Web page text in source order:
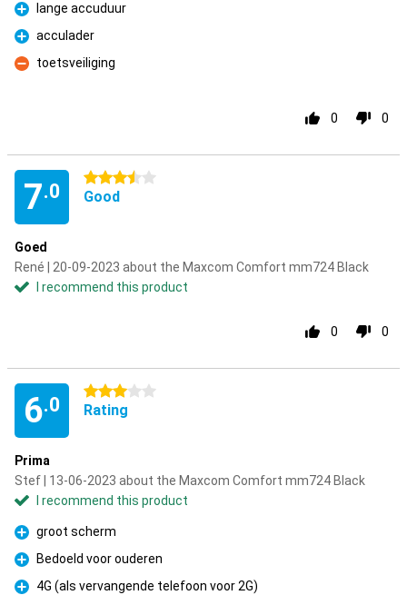
Pro
lange accuduur
Pro
acculader
Con
toetsveiliging
0 0
7.0
3.5 stars
Good
Goed
René | 20-09-2023 about the Maxcom Comfort mm724 Black
I recommend this product
0 0
6.0
3 stars
Rating
Prima
Stef | 13-06-2023 about the Maxcom Comfort mm724 Black
I recommend this product
Pro
groot scherm
Pro
Bedoeld voor ouderen
Pro
4G (als vervangende telefoon voor 2G)